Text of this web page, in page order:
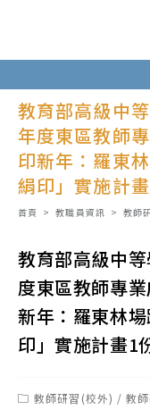
至
主
要
內
教育部高級中
年度東區教師
印新年：羅東
絹印」實施計
首頁 > 教職員資訊 > 教師
教育部高級中
度東區教師專
新年：羅東林
印」實施計畫1
Post教師研習(校外) / 教